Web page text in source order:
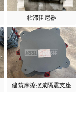
粘滞阻尼器
建筑摩擦摆减隔震支座